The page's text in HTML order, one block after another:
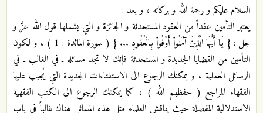
السلام عليكم و رحمة الله و بركاته ، و بعد :
يعتبر التأمين عقداً من العقود المستحدثة و الجائزة و التي يشملها قول الله عزَّ و
جل : { يَا أَيُّهَا الَّذِينَ آمَنُواْ أَوْفُواْ بِالْعُقُودِ ... } ( سورة المائدة : 1 ) ، و لكون
التأمين من القضايا الجديدة و المستحدثة فإنك لا تجد مسائله ـ في الغالب ـ في
الرسائل العملية ، و يمكنك الرجوع الى الاستفتاءات الجديدة التي يُجيب عليها
الفقهاء المراجع ( حفظهم الله ) ، كما يمكنك الرجوع الى الكتب الفقهية
الاستدلالية المفصلة حيث يناقش العلماء مثل هذه المسائل هناك غالباً في باب